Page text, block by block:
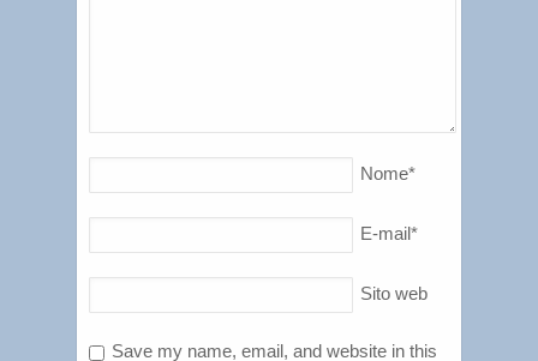
Nome*
E-mail*
Sito web
Save my name, email, and website in this